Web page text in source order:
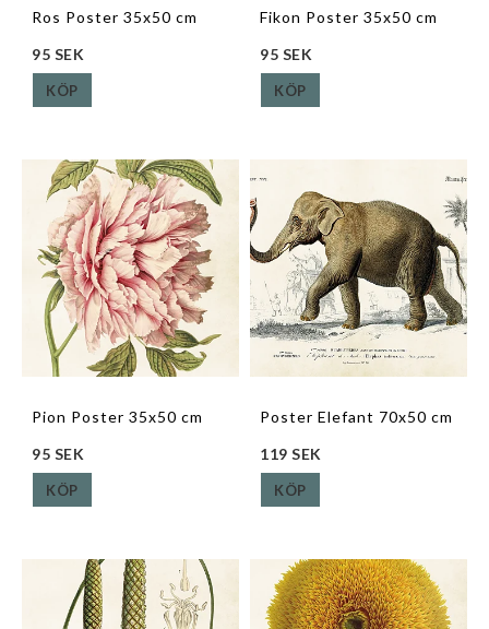
Ros Poster 35x50 cm
95 SEK
KÖP
Fikon Poster 35x50 cm
95 SEK
KÖP
Pion Poster 35x50 cm
95 SEK
KÖP
Poster Elefant 70x50 cm
119 SEK
KÖP